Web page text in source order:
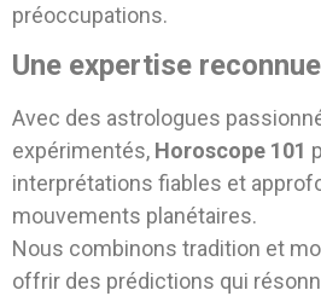
préoccupations.
Une expertise reconnue
Avec des astrologues
expérimentés, Horoscope 101
interprétations fiables et
mouvements planétaires.
Nous combinons tradition et
offrir des prédictions qui